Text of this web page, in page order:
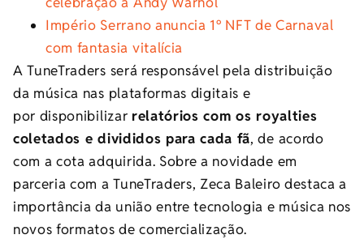
Império Serrano anuncia 1º NFT de Carnaval
com fantasia vitalícia
A TuneTraders será responsável pela distribuição
da música nas plataformas digitais e
por disponibilizar relatórios com os royalties
coletados e divididos para cada fã, de acordo
com a cota adquirida. Sobre a novidade em
parceria com a TuneTraders, Zeca Baleiro destaca a
importância da união entre tecnologia e música nos
novos formatos de comercialização.